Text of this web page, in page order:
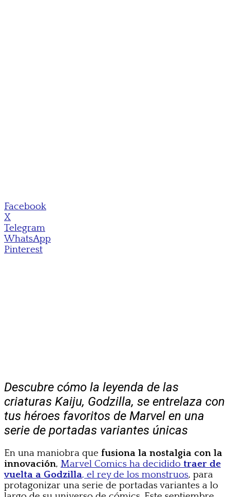
Facebook
X
Telegram
WhatsApp
Pinterest
Descubre cómo la leyenda de las
criaturas Kaiju, Godzilla, se entrelaza con
tus héroes favoritos de Marvel en una
serie de portadas variantes únicas
En una maniobra que fusiona la nostalgia con la
innovación, Marvel Comics ha decidido traer de
vuelta a Godzilla, el rey de los monstruos, para
protagonizar una serie de portadas variantes a lo